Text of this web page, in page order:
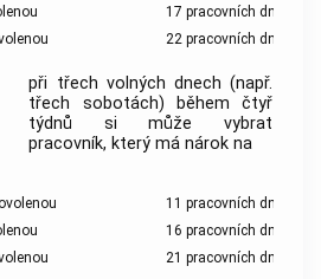
17 pracovních dnů,
22 pracovních dnů;
při třech volných dnech (např.
třech sobotách) během čtyř
týdnů si může vybrat
pracovník, který má nárok na
11 pracovních dnů,
16 pracovních dnů,
21 pracovních dnů;